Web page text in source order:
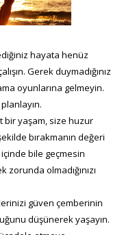
hayata henüz
Gerek duymadığınız
oyunlarına gelmeyin.
bir yaşam, size huzur
bırakmanın değeri
bile geçmesin
olmadığınızı
güven çemberinin
düşünerek yaşayın.